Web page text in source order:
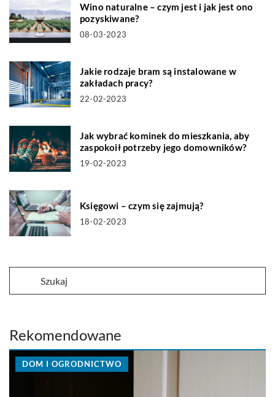
Wino naturalne – czym jest i jak jest ono
pozyskiwane?
08-03-2023
Jakie rodzaje bram są instalowane w
zakładach pracy?
22-02-2023
Jak wybrać kominek do mieszkania, aby
zaspokoił potrzeby jego domowników?
19-02-2023
Księgowi – czym się zajmują?
18-02-2023
Rekomendowane
DOM I OGRODNICTWO